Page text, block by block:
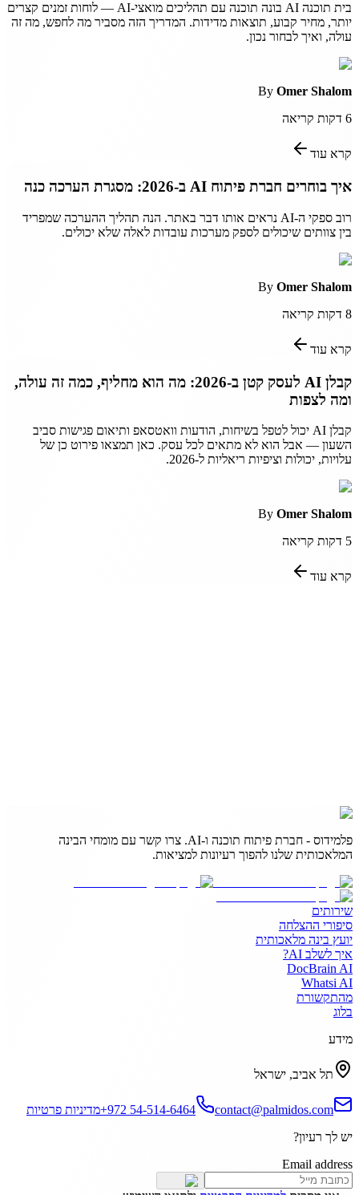
בית תוכנה AI בונה תוכנה עם תהליכים מואצי-AI — לוחות זמנים קצרים
יותר, מחיר קבוע, תוצאות מדידות. המדריך הזה מסביר מה לחפש, מה זה
עולה, ואיך לבחור נכון.
By Omer Shalom
6 דקות קריאה
קרא עוד
איך בוחרים חברת פיתוח AI ב-2026: מסגרת הערכה כנה
רוב ספקי ה-AI נראים אותו דבר באתר. הנה תהליך ההערכה שמפריד
בין צוותים שיכולים לספק מערכות עובדות לאלה שלא יכולים.
By Omer Shalom
8 דקות קריאה
קרא עוד
קבלן AI לעסק קטן ב-2026: מה הוא מחליף, כמה זה עולה,
ומה לצפות
קבלן AI יכול לטפל בשיחות, הודעות וואטסאפ ותיאום פגישות סביב
השעון — אבל הוא לא מתאים לכל עסק. כאן תמצאו פירוט כן של
עלויות, יכולות וציפיות ריאליות ל-2026.
By Omer Shalom
5 דקות קריאה
קרא עוד
פלמידוס - חברת פיתוח תוכנה ו-AI. צרו קשר עם מומחי הבינה
המלאכותית שלנו להפוך רעיונות למציאות.
שירותים
סיפורי ההצלחה
יועץ בינה מלאכותית
איך לשלב AI?
DocBrain AI
Whatsi AI
מהתקשורת
בלוג
מידע
תל אביב, ישראל
contact@palmidos.com
+972 54-514-6464מדיניות פרטיות
יש לך רעיון?
Email address